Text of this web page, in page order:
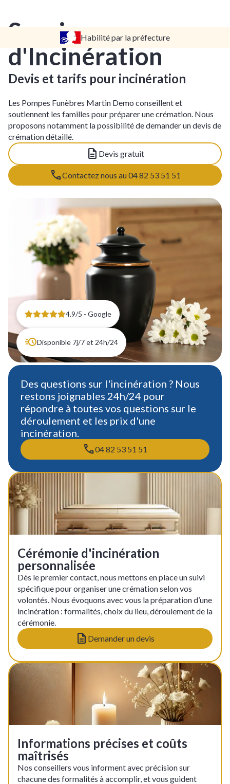
DEVIS
DÉMARCHES
TRANSPORT
ORGANISATION / PRÉPARATION
URGENCE / ASSISTANCE
AGENCES
AIX EN PROVENCE
CLUNY
Habilité par la préfecture
4.9/5 - Google
Disponible 7j/7 et 24h/24
Services
d'Incinération
Devis et tarifs pour incinération
Les Pompes Funèbres Martin Demo conseillent et
soutiennent les familles pour préparer une crémation. Nous
proposons notamment la possibilité de demander un devis de
crémation détaillé.
Devis gratuit
Contactez nous au 04 82 53 51 51
Des questions sur l'incinération ? Nous
restons joignables 24h/24 pour
répondre à toutes vos questions sur le
déroulement et les prix d'une
incinération.
04 82 53 51 51
Cérémonie d'incinération
personnalisée
Dès le premier contact, nous mettons en place un suivi
spécifique pour organiser une crémation selon vos
volontés. Nous évoquons avec vous la préparation d’une
incinération : formalités, choix du lieu, déroulement de la
cérémonie.
Demander un devis
Informations précises et coûts
maîtrisés
Nos conseillers vous informent avec précision sur
chacune des formalités à accomplir, et vous guident